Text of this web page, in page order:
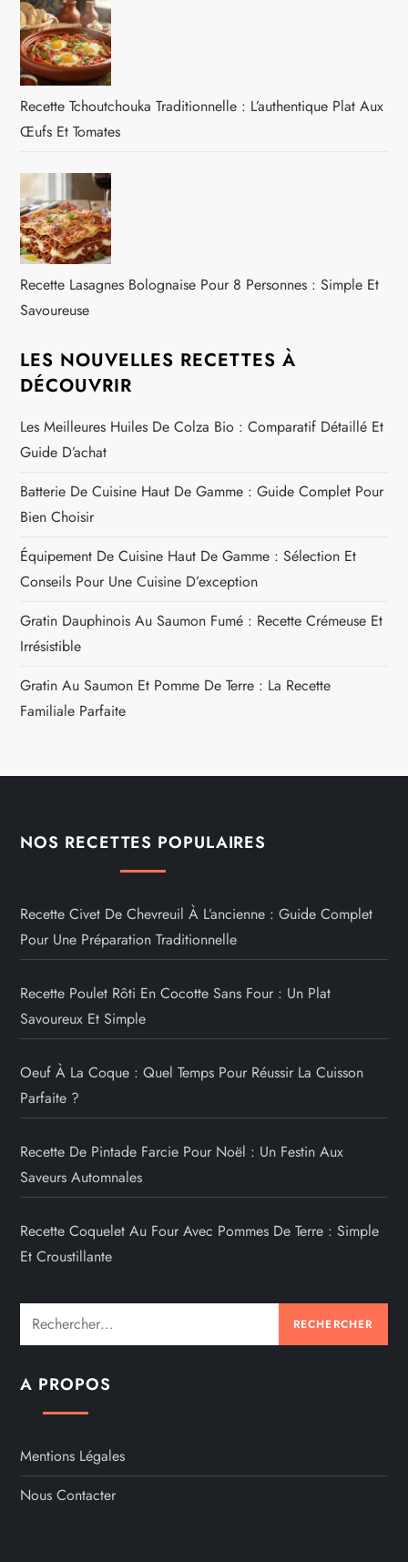
Recette Tchoutchouka Traditionnelle : L’authentique Plat Aux
Œufs Et Tomates
Recette Lasagnes Bolognaise Pour 8 Personnes : Simple Et
Savoureuse
LES NOUVELLES RECETTES À
DÉCOUVRIR
Les Meilleures Huiles De Colza Bio : Comparatif Détaillé Et
Guide D’achat
Batterie De Cuisine Haut De Gamme : Guide Complet Pour
Bien Choisir
Équipement De Cuisine Haut De Gamme : Sélection Et
Conseils Pour Une Cuisine D’exception
Gratin Dauphinois Au Saumon Fumé : Recette Crémeuse Et
Irrésistible
Gratin Au Saumon Et Pomme De Terre : La Recette
Familiale Parfaite
NOS RECETTES POPULAIRES
Recette Civet De Chevreuil À L’ancienne : Guide Complet
Pour Une Préparation Traditionnelle
Recette Poulet Rôti En Cocotte Sans Four : Un Plat
Savoureux Et Simple
Oeuf À La Coque : Quel Temps Pour Réussir La Cuisson
Parfaite ?
Recette De Pintade Farcie Pour Noël : Un Festin Aux
Saveurs Automnales
Recette Coquelet Au Four Avec Pommes De Terre : Simple
Et Croustillante
Rechercher :
A PROPOS
Mentions Légales
Nous Contacter